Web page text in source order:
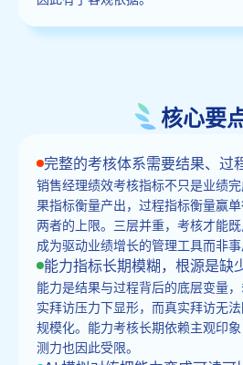
核心要
完整的考核体系需要结果、过
销售经理绩效考核指标不只是业绩
果指标衡量产出，过程指标衡量赢
两者的上限。三层并重，考核才能既
成为驱动业绩增长的管理工具而非事
能力指标长期模糊，根源是缺
能力是结果与过程背后的底层变量
实拜访压力下显形，而真实拜访无
规模化。能力考核长期依赖主观印
测力也因此受限。